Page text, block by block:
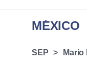
MÉXICO
SEP Mario